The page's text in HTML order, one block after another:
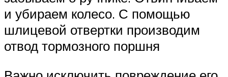
и убираем колесо. С помощью
шлицевой отвертки производим
отвод тормозного поршня